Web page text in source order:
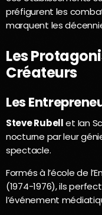
préfigurent les
marquent les
Les
Créateurs
Les
Steve Rubellet Ian
nocturne par leur
spectacle.
Formés à l’école de
(1974-1976), ils
l’événement